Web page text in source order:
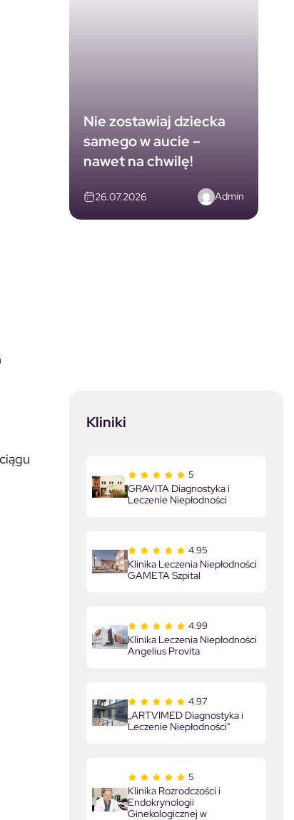
Nie zostawiaj dziecka
samego w aucie –
nawet na chwilę!
26.07.2026 Admin
Kliniki
5
GRAVITA Diagnostyka i
Leczenie Niepłodności
4.95
Klinika Leczenia Niepłodności
GAMETA Szpital
4.99
Klinika Leczenia Niepłodności
Angelius Provita
4.97
„ARTVIMED Diagnostyka i
Leczenie Niepłodności"
5
Klinika Rozrodczości i
Endokrynologii
Ginekologicznej w